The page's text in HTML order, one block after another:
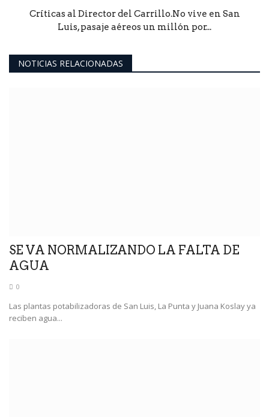
Críticas al Director del Carrillo.No vive en San
Luis, pasaje aéreos un millón por...
NOTICIAS RELACIONADAS
SE VA NORMALIZANDO LA FALTA DE
AGUA
0
Las plantas potabilizadoras de San Luis, La Punta y Juana Koslay ya
reciben agua...